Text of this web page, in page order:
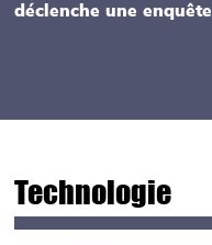
déclenche une enquête
Technologie